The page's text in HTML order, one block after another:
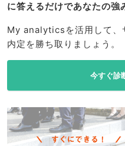
に答えるだけであなたの強
My analyticsを活用して、
内定を勝ち取りましょう。
今すぐ診